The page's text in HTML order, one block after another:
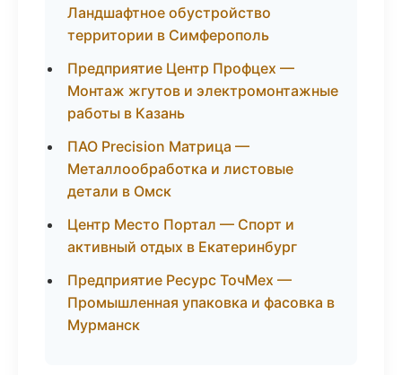
Ландшафтное обустройство
территории в Симферополь
Предприятие Центр Профцех —
Монтаж жгутов и электромонтажные
работы в Казань
ПАО Precision Матрица —
Металлообработка и листовые
детали в Омск
Центр Место Портал — Спорт и
активный отдых в Екатеринбург
Предприятие Ресурс ТочМех —
Промышленная упаковка и фасовка в
Мурманск